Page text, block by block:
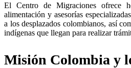
El Centro de Migraciones ofrece
alimentación y asesorías
a los desplazados colombianos, así
indígenas que llegan para realizar
Misión Colombia y